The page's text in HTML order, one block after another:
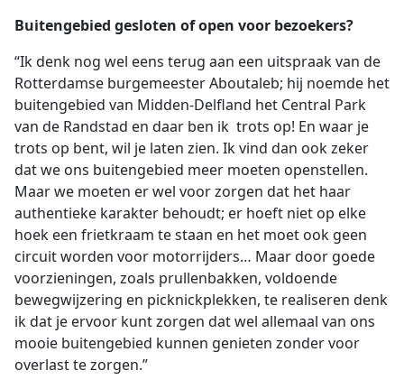
Buitengebied gesloten of open voor bezoekers?
“Ik denk nog wel eens terug aan een uitspraak van de
Rotterdamse burgemeester Aboutaleb; hij noemde het
buitengebied van Midden-Delfland het Central Park
van de Randstad en daar ben ik trots op! En waar je
trots op bent, wil je laten zien. Ik vind dan ook zeker
dat we ons buitengebied meer moeten openstellen.
Maar we moeten er wel voor zorgen dat het haar
authentieke karakter behoudt; er hoeft niet op elke
hoek een frietkraam te staan en het moet ook geen
circuit worden voor motorrijders… Maar door goede
voorzieningen, zoals prullenbakken, voldoende
bewegwijzering en picknickplekken, te realiseren denk
ik dat je ervoor kunt zorgen dat wel allemaal van ons
mooie buitengebied kunnen genieten zonder voor
overlast te zorgen.”